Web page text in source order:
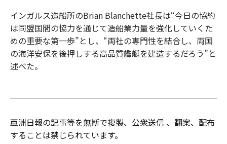
インガルス造船所のBrian Blanchette社長は“今日の協約
は同盟国間の協力を通じて造船業力量を強化していくた
めの重要な第一歩”とし、“両社の専門性を結合し、両国
の海洋安保を後押しする高品質艦艇を建造するだろう”と
述べた。
亜洲日報の記事等を無断で複製、公衆送信 、翻案、配布
することは禁じられています。